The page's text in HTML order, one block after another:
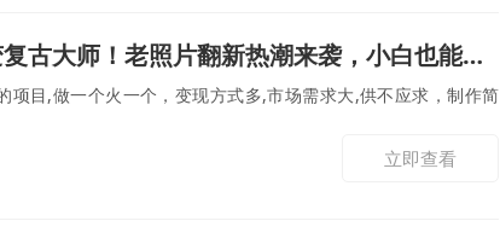
大师！老照片翻新热潮来袭，小白也能月赚2W+的秘籍
项目,做一个火一个，变现方式多,市场需求大,供不应求，制作简
立即查看